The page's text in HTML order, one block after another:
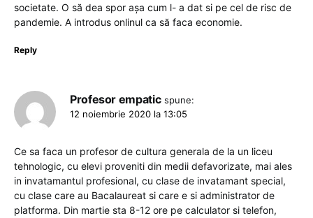
societate. O să dea spor așa cum l- a dat si pe cel de risc de
pandemie. A introdus onlinul ca să faca economie.
Reply
Profesor empatic spune:
12 noiembrie 2020 la 13:05
Ce sa faca un profesor de cultura generala de la un liceu
tehnologic, cu elevi proveniti din medii defavorizate, mai ales
in invatamantul profesional, cu clase de invatamant special,
cu clase care au Bacalaureat si care e si administrator de
platforma. Din martie sta 8-12 ore pe calculator si telefon,